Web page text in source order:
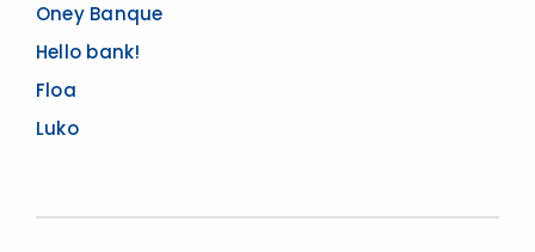
Oney Banque
Hello bank!
Floa
Luko